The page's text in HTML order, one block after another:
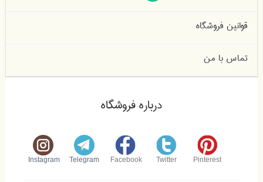
قوانین فروشگاه
تماس با من
درباره فروشگاه
Instagram Telegram Facebook Twitter Pinterest